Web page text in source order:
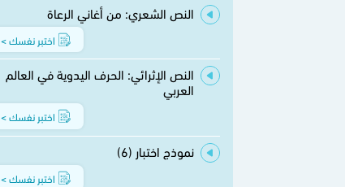
النص الشعري: من أغاني الرعاة
اختبر نفسك >
النص الإثرائي: الحرف اليدوية في العالم
العربي
اختبر نفسك >
نموذج اختبار (6)
اختبر نفسك >